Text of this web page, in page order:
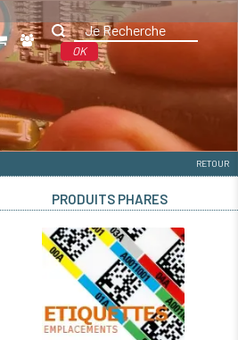
OK
RETOUR
PRODUITS PHARES